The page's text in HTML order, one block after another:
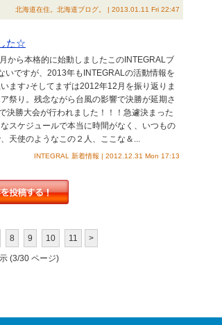
北海道在住。北海道ブログ。 | 2013.01.11 Fri 22:47
た☆
から本格的に始動しましたこのINTEGRALブ
いですが、2013年もINTEGRALの活動情報を
ます♪そしてまずは2012年12月を振り返りま
祭り。残念ながら台風の影響で決勝が延期さ
決勝大会が行われました！！！急遽決まった
スケジュールで本当に時間がなく、いつもの
天使のようなこの２人、ここな＆...
INTEGRAL 新着情報 | 2012.12.31 Mon 17:13
8 9 10 11 >
(3/30 ページ)